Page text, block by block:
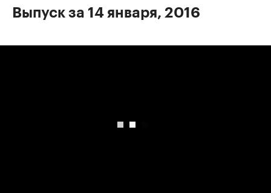
Выпуск за 14 января, 2016